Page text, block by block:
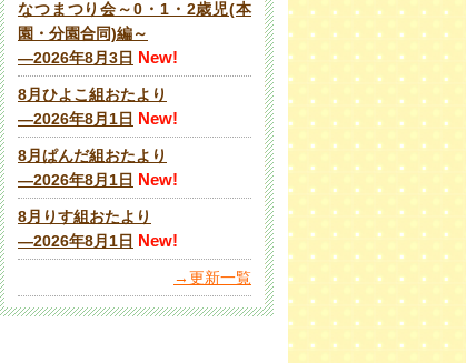
なつまつり会～0・1・2歳児(本
園・分園合同)編～
―2026年8月3日 New!
8月ひよこ組おたより
―2026年8月1日 New!
8月ぱんだ組おたより
―2026年8月1日 New!
8月りす組おたより
―2026年8月1日 New!
→更新一覧